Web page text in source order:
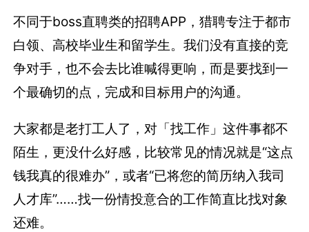
不同于boss直聘类的招聘APP，猎聘专注于都市
白领、高校毕业生和留学生。我们没有直接的竞
争对手，也不会去比谁喊得更响，而是要找到一
个最确切的点，完成和目标用户的沟通。
大家都是老打工人了，对「找工作」这件事都不
陌生，更没什么好感，比较常见的情况就是“这点
钱我真的很难办”，或者“已将您的简历纳入我司
人才库”……找一份情投意合的工作简直比找对象
还难。